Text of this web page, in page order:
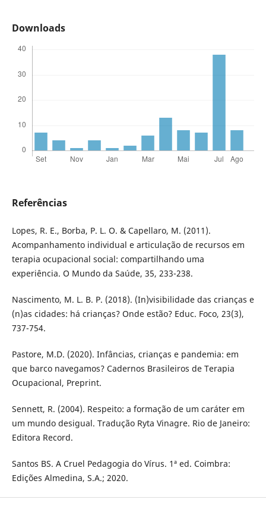
Downloads
Referências
Lopes, R. E., Borba, P. L. O. & Capellaro, M. (2011).
Acompanhamento individual e articulação de recursos em
terapia ocupacional social: compartilhando uma
experiência. O Mundo da Saúde, 35, 233-238.
Nascimento, M. L. B. P. (2018). (In)visibilidade das crianças e
(n)as cidades: há crianças? Onde estão? Educ. Foco, 23(3),
737-754.
Pastore, M.D. (2020). Infâncias, crianças e pandemia: em
que barco navegamos? Cadernos Brasileiros de Terapia
Ocupacional, Preprint.
Sennett, R. (2004). Respeito: a formação de um caráter em
um mundo desigual. Tradução Ryta Vinagre. Rio de Janeiro:
Editora Record.
Santos BS. A Cruel Pedagogia do Vírus. 1ª ed. Coimbra:
Edições Almedina, S.A.; 2020.